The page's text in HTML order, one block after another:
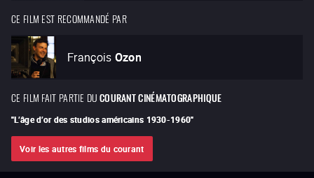
CE FILM EST RECOMMANDÉ PAR
François Ozon
CE FILM FAIT PARTIE DUCOURANT CINÉMATOGRAPHIQUE
"L’âge d’or des studios américains 1930-1960"
Voir les autres films du courant